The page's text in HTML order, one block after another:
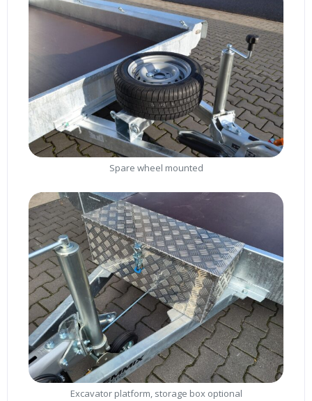
Spare wheel mounted
Excavator platform, storage box optional